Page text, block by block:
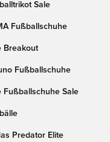
Sale
Fußballschuhe
Breakout
Fußballschuhe
Fußballschuhe Sale
Predator Elite